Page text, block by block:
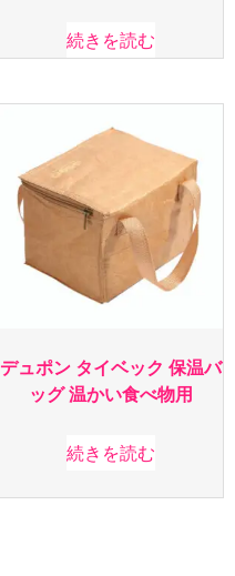
続きを読む
デュポン タイベック 保温バ
ッグ 温かい食べ物用
続きを読む